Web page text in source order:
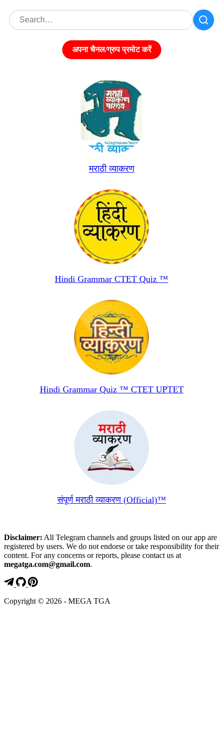
अपना चैनल/ग्रुप प्रमोट करें
मराठी व्याकरण
Hindi Grammar CTET Quiz ™
Hindi Grammar Quiz ™ CTET UPTET
संपूर्ण मराठी व्याकरण (Official)™
Disclaimer: All Telegram channels and groups listed on our app are
registered by users. We do not endorse or take responsibility for their
content. For any concerns or reports, please contact us at
megatga.com@gmail.com.
Copyright © 2026 - MEGA TGA